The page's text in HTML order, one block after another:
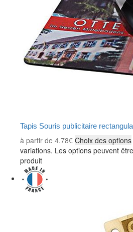
Tapis Souris publicitaire
à partir de 4.78€ Choix des options
variations. Les options peuvent
produit